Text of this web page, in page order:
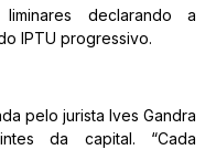
declarando a
IPTU progressivo.
pelo jurista Ives Gandra
da capital. “Cada